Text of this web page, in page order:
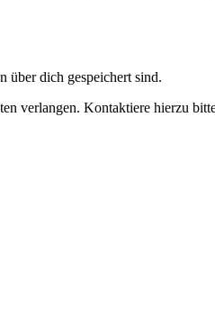
über dich gespeichert sind.
verlangen. Kontaktiere hierzu